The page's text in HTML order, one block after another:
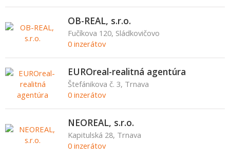
OB-REAL, s.r.o.
Fučíkova 120, Sládkovičovo
0 inzerátov
EUROreal-realitná agentúra
Štefánikova č. 3, Trnava
0 inzerátov
NEOREAL, s.r.o.
Kapitulská 28, Trnava
0 inzerátov